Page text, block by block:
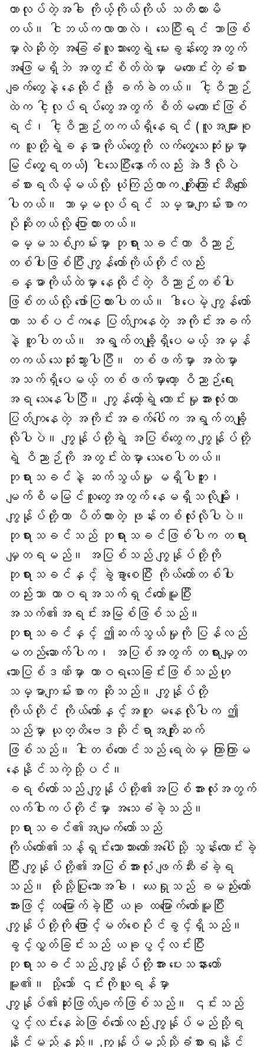
တာလုပ်တဲ့အခါ ကိုယ့်ကိုယ်ကိုယ် သတိထားမိ
တယ်။ ငါဘယ်ကလာတာလဲ၊ သေပြီးရင် ဘာဖြစ်
မှာလဲဆိုတဲ့ အခြေခံလူသားတွေရဲ့ မေးခွန်းတွေအတွက်
အဖြေမရှိဘဲ အတွင်းစိတ်ထဲမှာ မကောင်းတဲ့ခံစား
ချက်တွေနဲ့ နေထိုင်ဖို့ ခက်ခဲတယ်။ ငါ့ဝိညာဉ်
ထဲက ငါ့လုပ်ရပ်တွေအတွက် စိတ်မကောင်းဖြစ်
ရင်၊ ငါ့ဝိညာဉ်တကယ်ရှိနေရင် (လူအများစု
က သူတို့ရဲ့ခန္ဓာကိုယ်တွေကို လက်တွေ့သေဆုံးမှုမှာ
မြင်တွေ့ရတယ်) ငါသေပြီးနောက်လည်း အဲဒီလိုပဲ
ခံစားရလိမ့်မယ်လို့ ယုံကြည်တာက ကျိုးကြောင်းဆီလျော်
ပါတယ်။ ဘာမှမလုပ်ရင် သမ္မာကျမ်းစာက
ပိုဆိုးတယ်လို့ ပြောထားတယ်။
ဓမ္မသစ်ကျမ်းမှာ ဘုရားသခင်ဟာ ဝိညာဉ်
တစ်ပါးဖြစ်ပြီး ကျွန်တော်ကိုယ်တိုင်လည်း
ခန္ဓာကိုယ်ထဲမှာ နေထိုင်တဲ့ ဝိညာဉ်တစ်ပါး
ဖြစ်တယ်လို့ ဖော်ပြထားပါတယ်။ ဒါပေမဲ့ ကျွန်တော်
ဟာ သစ်ပင်ကနေ ပြတ်ကျနေတဲ့ အကိုင်းအခက်
နဲ့ တူပါတယ်။ အရွက်တချို့ရှိပေမယ့် အမှန်
တကယ် သေဆုံးသွားပါပြီ။ တစ်ဖက်မှာ အထဲမှာ
အသက်ရှိပေမယ့် တစ်ဖက်မှာတော့ ဝိညာဉ်ရေး
အရ သေနေပါပြီ။ ကျွန်တော့်ရဲ့ ကောင်းမှုအားလုံးဟာ
ပြတ်ကျနေတဲ့ အကိုင်းအခက်ပေါ်က အရွက်တချို့
လိုပါပဲ။ ကျွန်ုပ်တို့ရဲ့ အပြစ်တွေက ကျွန်ုပ်တို့
ရဲ့ ဝိညာဉ်ကို အတွင်းထဲမှာ သေစေပါတယ်။
ဘုရားသခင်နဲ့ ဆက်သွယ်မှု မရှိပါဘူး၊
မျက်စိမမြင်သူတွေအတွက် နေမရှိသလိုမျိုး၊
ကျွန်ုပ်တို့ဟာ ပိတ်ထားတဲ့ ဖုန်းတစ်လုံးလိုပါပဲ။
ဘုရားသခင်သည် ဘုရားသခင်ဖြစ်ပါက တရား
မျှတရမည်။ အပြစ်သည် ကျွန်ုပ်တို့ကို
ဘုရားသခင်နှင့် ခွဲခွာစေပြီး ကိုယ်တော်တစ်ပါး
တည်းသာ ထာဝရအသက်ရှင်တော်မူပြီး
အသက်၏အရင်းအမြစ်ဖြစ်သည်။
ဘုရားသခင်နှင့် ဤဆက်သွယ်မှုကို ပြန်လည်
မတည်ဆောက်ပါက၊ အပြစ်အတွက် တရားမျှတ
သောပြစ်ဒဏ်မှာ ထာဝရသေခြင်းဖြစ်သည်ဟု
သမ္မာကျမ်းစာက ဆိုသည်။ ကျွန်ုပ်တို့
ကိုယ်တိုင် ကိုယ်တော်နှင့်အတူ မနေလိုပါက ဤ
သည်မှာ ယုတ္တိဗေဒဆိုင်ရာအကျိုးဆက်
ဖြစ်သည်။ ငါးတစ်ကောင်သည် ရေထဲမှ ကြာကြာမ
နေနိုင်သကဲ့သို့ပင်။
ခရစ်တော်သည် ကျွန်ုပ်တို့၏အပြစ်အားလုံးအတွက်
လက်ဝါးကပ်တိုင်မှာ အသေခံခဲ့သည်။
ဘုရားသခင်၏အမျက်တော်သည်
ကိုယ်တော်၏သန့်ရှင်းသောသားတော်အပေါ်သို့ သွန်းလောင်းခဲ့
ပြီး ကျွန်ုပ်တို့၏အပြစ်အားလုံး ဖျက်ဆီးခံခဲ့ရ
သည်။ ထိုသို့ပြုသောအခါ၊ ယေရှုသည် ခမည်းတော်
အားဖြင့် ထမြောက်ခဲ့ပြီး ယခု ထမြောက်တော်မူပြီး
ကျွန်ုပ်တို့ကို ဖြောင့်မတ်စေပိုင်ခွင့်ရှိသည်။
ခွင့်လွှတ်ခြင်းသည် ယခုပွင့်လင်းပြီး
ဘုရားသခင်သည် ကျွန်ုပ်တို့အား ပေးသနားတော်
မူ၏။ သို့သော် ၎င်းကိုယူရန်မှာ
ကျွန်ုပ်၏ဆုံးဖြတ်ချက်ဖြစ်သည်။ ၎င်းသည်
ပွင့်လင်းနေဆဲဖြစ်သော်လည်း ကျွန်ုပ်မည်သို့ရ
နိုင်မည်နည်း။ ကျွန်ုပ်မည်သို့ခံစားရနိုင်